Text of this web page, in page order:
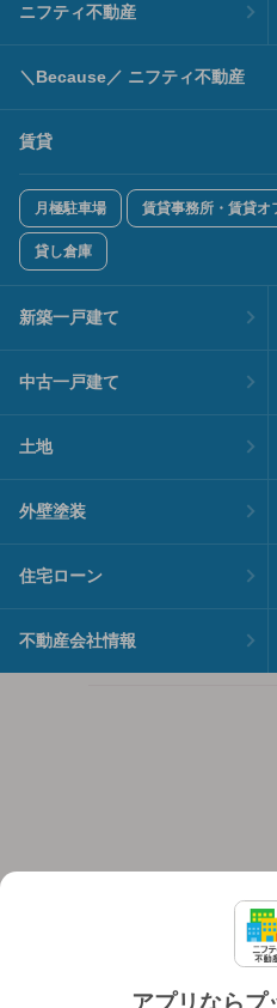
アプリならプ
ニフティ不動産
＼Because／ ニフティ不動産
賃貸
月極駐車場 賃貸事務所・賃貸オ
貸し倉庫
新築一戸建て
中古一戸建て
土地
外壁塗装
住宅ローン
不動産会社情報